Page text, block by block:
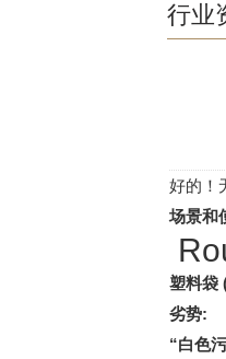
行业
好的！
场景和
塑料袋
劣势:
“白色